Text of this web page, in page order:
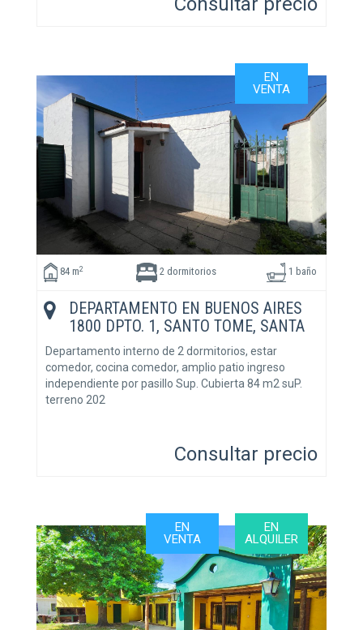
EN
VENTA
84 m2 2 dormitorios 1 baño
DEPARTAMENTO EN BUENOS AIRES
1800 DPTO. 1, SANTO TOME, SANTA
FE
Departamento interno de 2 dormitorios, estar
comedor, cocina comedor, amplio patio ingreso
independiente por pasillo Sup. Cubierta 84 m2 suP.
terreno 202
Consultar precio
EN
VENTA
EN
ALQUILER